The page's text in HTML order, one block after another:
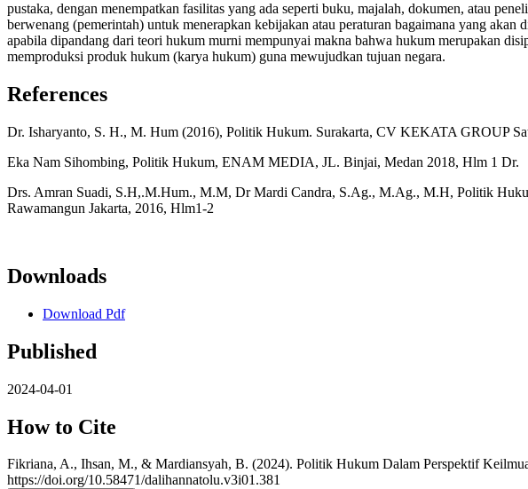
pustaka, dengan menempatkan fasilitas yang ada seperti buku, majalah, dokumen, atau
berwenang (pemerintah) untuk menerapkan kebijakan atau peraturan bagaimana yang
apabila dipandang dari teori hukum murni mempunyai makna bahwa hukum merupakan
memproduksi produk hukum (karya hukum) guna mewujudkan tujuan negara.
References
Dr. Isharyanto, S. H., M. Hum (2016), Politik Hukum. Surakarta, CV KEKATA GROUP
Eka Nam Sihombing, Politik Hukum, ENAM MEDIA, JL. Binjai, Medan 2018, Hlm 1 Dr.
Drs. Amran Suadi, S.H,.M.Hum., M.M, Dr Mardi Candra, S.Ag., M.Ag., M.H, Politik
Rawamangun Jakarta, 2016, Hlm1-2
Downloads
Download Pdf
Published
2024-04-01
How to Cite
Fikriana, A., Ihsan, M., & Mardiansyah, B. (2024). Politik Hukum Dalam Perspektif
https://doi.org/10.58471/dalihannatolu.v3i01.381